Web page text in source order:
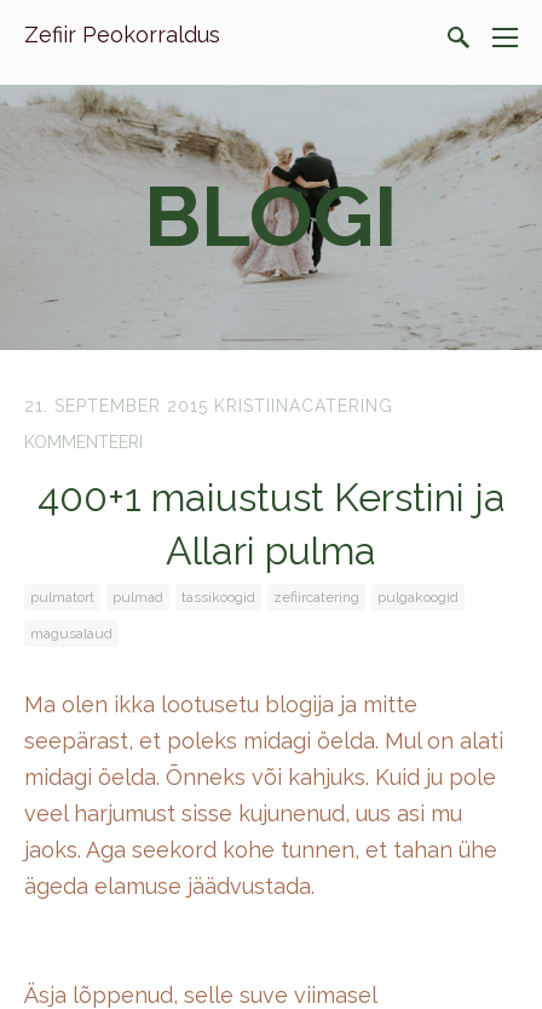
Zefiir Peokorraldus
BLOGI
21. SEPTEMBER 2015 KRISTIINACATERING
KOMMENTEERI
400+1 maiustust Kerstini ja
Allari pulma
pulmatort pulmad tassikoogid zefiircatering pulgakoogid
magusalaud
Ma olen ikka lootusetu blogija ja mitte
seepärast, et poleks midagi öelda. Mul on alati
midagi öelda. Õnneks või kahjuks. Kuid ju pole
veel harjumust sisse kujunenud, uus asi mu
jaoks. Aga seekord kohe tunnen, et tahan ühe
ägeda elamuse jäädvustada.
Äsja lõppenud, selle suve viimasel